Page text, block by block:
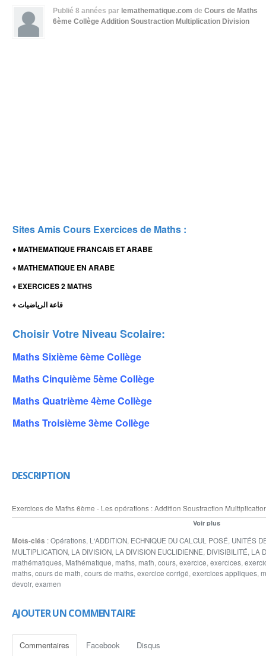
Publié 8 années par lemathematique.com de Cours de Maths
6ème Collège Addition Soustraction Multiplication Division
Sites Amis Cours Exercices de Maths :
♦MATHEMATIQUE FRANCAIS ET ARABE
♦MATHEMATIQUE EN ARABE
♦ EXERCICES 2 MATHS
♦قاعة الرياضيات
Choisir Votre Niveau Scolaire:
Maths Sixième 6ème Collège
Maths Cinquième 5ème Collège
Maths Quatrième 4ème Collège
Maths Troisième 3ème Collège
DESCRIPTION
Exercices de Maths 6ème - Les opérations : Addition Soustraction
Pour plus de leçons et d'exercices mathématique vous pouvez visiter nos sites
www.lesmathematique.com
www.arriyadiyat.com
Voir plus
Mots-clés :Opérations, L'ADDITION, ECHNIQUE DU CALCUL POSÉ, UNITÉS
MULTIPLICATION, LA DIVISION, LA DIVISION EUCLIDIENNE, DIVISIBILITÉ, LA
mathématiques, Mathématique, maths, math, cours, exercice, exercices,
maths, cours de math, cours de maths, exercice corrigé, exercices appliques,
devoir, examen
AJOUTER UN COMMENTAIRE
Commentaires Facebook Disqus